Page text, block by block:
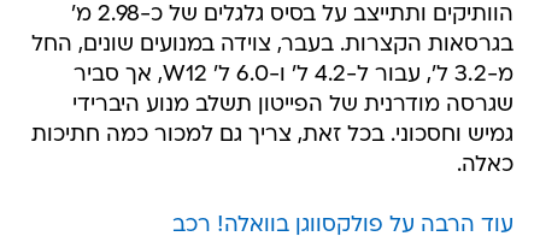
הוותיקים ותתייצב על בסיס גלגלים של כ-2.98 מ'
בגרסאות הקצרות. בעבר, צוידה במנועים שונים, החל
מ-3.2 ל', עבור ל-4.2 ל' ו-6.0 ל' W12, אך סביר
שגרסה מודרנית של הפייטון תשלב מנוע היברידי
גמיש וחסכוני. בכל זאת, צריך גם למכור כמה חתיכות
כאלה.
עוד הרבה על פולקסווגן בוואלה! רכב